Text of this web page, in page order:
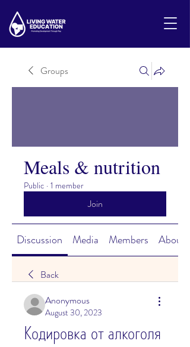
Groups
Meals & nutrition
Public · 1 member
Join
Discussion Media Members About
Back
Anonymous
August 30, 2023
Кодировка от алкоголя